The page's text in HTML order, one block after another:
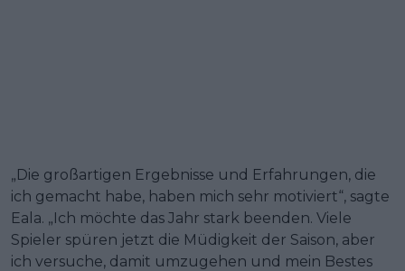
„Die großartigen Ergebnisse und Erfahrungen, die
ich gemacht habe, haben mich sehr motiviert“, sagte
Eala. „Ich möchte das Jahr stark beenden. Viele
Spieler spüren jetzt die Müdigkeit der Saison, aber
ich versuche, damit umzugehen und mein Bestes